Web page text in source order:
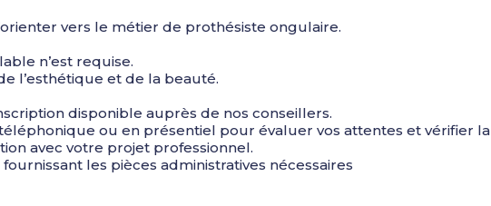
en gel.
:
et sécurisées.
vers le métier de prothésiste ongulaire.
n’est requise.
l’esthétique et de la beauté.
disponible auprès de nos conseillers.
ou en présentiel pour évaluer vos attentes et vérifier la
avec votre projet professionnel.
les pièces administratives nécessaires